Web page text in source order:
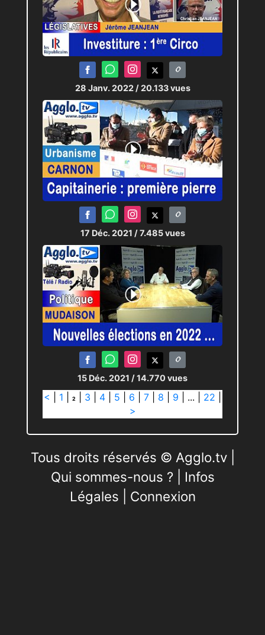
28 Janv. 2022 / 20.133 vues
17 Déc. 2021 / 7.485 vues
15 Déc. 2021 / 14.770 vues
< 1 2 3 4 5 6 7 8 9 ... 22
>
Tous droits réservés © Agglo.tv |
Qui sommes-nous ?| Infos
Légales
Connexion